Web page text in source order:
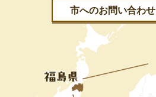
市へのお問い合わせ